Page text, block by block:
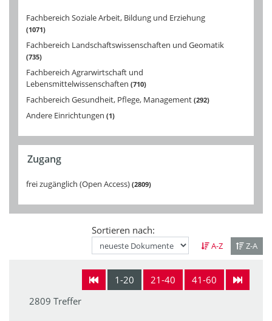
Fachbereich Soziale Arbeit, Bildung und Erziehung
1071
Fachbereich Landschaftswissenschaften und Geomatik
735
Fachbereich Agrarwirtschaft und
Lebensmittelwissenschaften 710
Fachbereich Gesundheit, Pflege, Management 292
Andere Einrichtungen 1
Zugang
frei zugänglich (Open Access) 2809
Sortieren nach:
A-Z Z-A
1-20 21-40
41-60
2809 Treffer